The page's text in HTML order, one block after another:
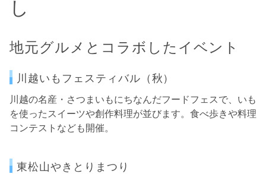
し
地元グルメとコラボしたイベント
川越いもフェスティバル（秋）
川越の名産・さつまいもにちなんだフードフェスで、いも
を使ったスイーツや創作料理が並びます。食べ歩きや料理
コンテストなども開催。
東松山やきとりまつり